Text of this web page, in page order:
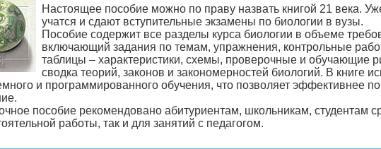
Настоящее пособие можно по праву назвать книгой 21 века.
учатся и сдают вступительные экзамены по биологии в вузы.
Пособие содержит все разделы курса биологии в объеме
включающий задания по темам, упражнения, контрольные
таблицы – характеристики, схемы, проверочные и обучающие
сводка теорий, законов и закономерностей биологий. В книге
и программированного обучения, что позволяет эффективнее
пособие рекомендовано абитуриентам, школьникам, студентам
работы, так и для занятий с педагогом.